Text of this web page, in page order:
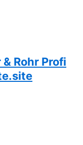
Rohr Profi